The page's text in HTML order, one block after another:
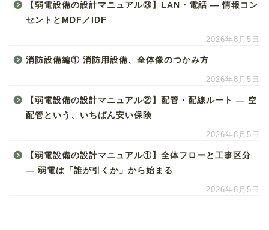
【弱電設備の設計マニュアル③】LAN・電話 ― 情報コン
セントとMDF／IDF
2026年8月5日
消防設備編① 消防用設備、全体像のつかみ方
2026年8月5日
【弱電設備の設計マニュアル②】配管・配線ルート ― 空
配管という、いちばん安い保険
2026年8月5日
【弱電設備の設計マニュアル①】全体フローと工事区分
― 弱電は「誰が引くか」から始まる
2026年8月5日